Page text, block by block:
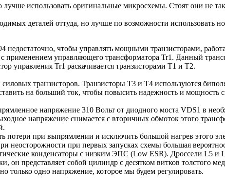
использовать оригинальные микросхемы. Стоят они не
деталей оттуда, но лучше по возможности
чтобы управлять мощными транзисторами,
применением управляющего трансформатора Tr1. Данный
управления Tr1 раскачивается транзисторами T1 и T2.
транзисторов. Транзисторы T3 и T4 используются
на больший ток, чтобы повысить надежность и мощность
напряжение 310 Вольт от диодного моста VDS1 в
напряжение снимается с вторичных обмоток этого
при выпрямлении и исключить большой нагрев этого
при первых запусках схемы большая
конденсаторы с низким ЭПС (Low ESR). Дроссели L5 и
представляет собой цилиндр с десятком витков толстого
только одно напряжение, которое мы будем регулировать.